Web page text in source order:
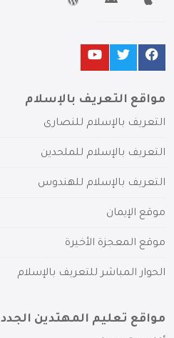
مواقع التعريف بالإسلام
التعريف بالإسلام للنصارى
التعريف بالإسلام للملحدين
التعريف بالإسلام للهندوس
موقع الإيمان
موقع المعجزة الأخيرة
الحوار المباشر للتعريف بالإسلام
مواقع تعليم المهتدين الجدد